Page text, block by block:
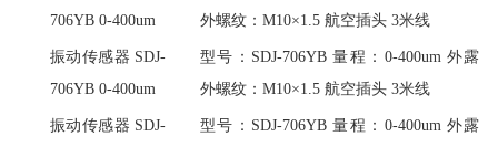
706YB 0-400um
外螺纹：M10×1.5 航空插头 3米线
振动传感器 SDJ-
706YB 0-400um
型号：SDJ-706YB 量程：0-400um 外露
外螺纹：M10×1.5 航空插头 3米线
振动传感器 SDJ-
型号：SDJ-706YB 量程：0-400um 外露